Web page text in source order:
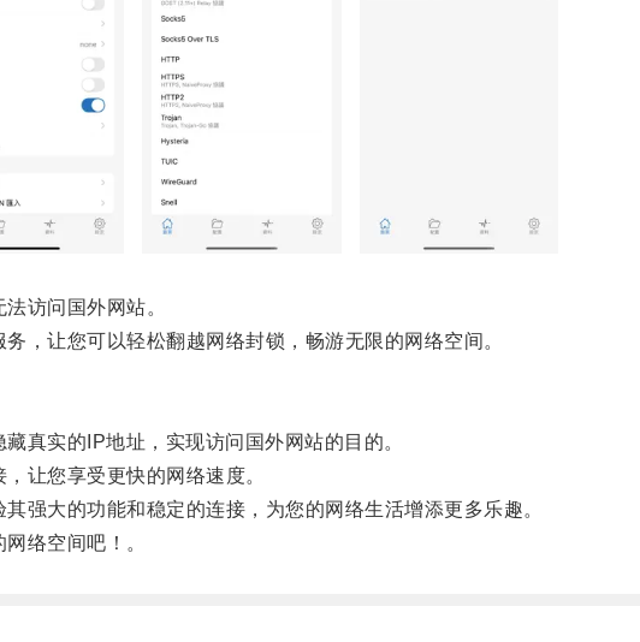
访问国外网站。
让您可以轻松翻越网络封锁，畅游无限的网络空间。
实的IP地址，实现访问国外网站的目的。
让您享受更快的网络速度。
大的功能和稳定的连接，为您的网络生活增添更多乐趣。
络空间吧！。